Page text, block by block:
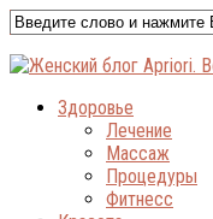
Здоровье
Лечение
Массаж
Процедуры
Фитнесс